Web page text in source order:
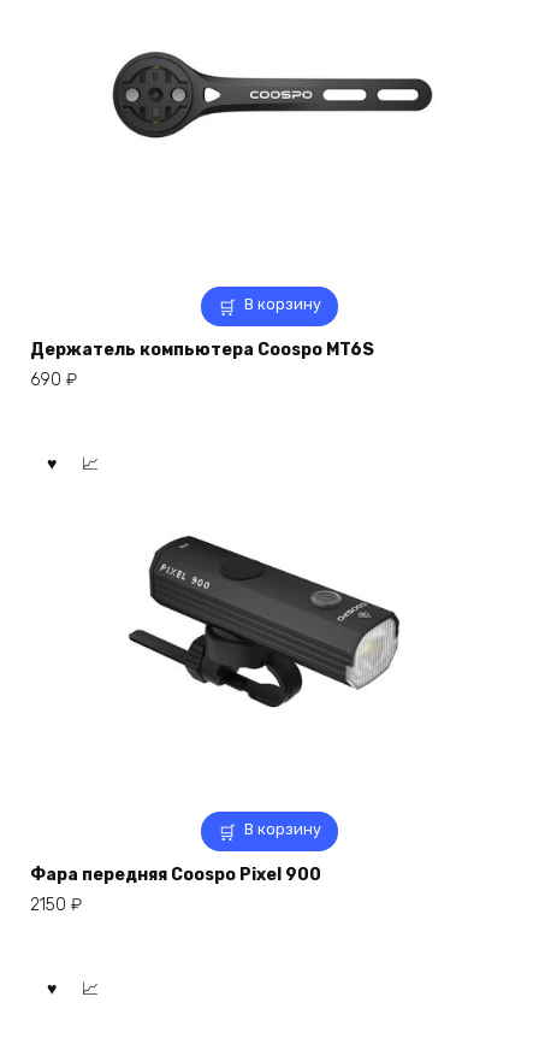
В корзину
Держатель компьютера Coospo MT6S
690 ₽
В корзину
Фара передняя Coospo Pixel 900
2150 ₽